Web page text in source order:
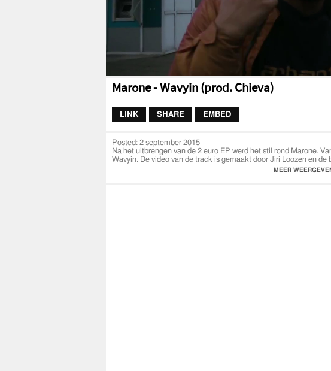
Marone - Wavyin (prod. Chieva)
LINK SHARE EMBED
Posted: 2 september 2015
Na het uitbrengen van de 2 euro EP werd het stil rond Marone.
Wavyin. De video van de track is gemaakt door Jiri Loozen en de
verwachting zal Marone zijn nieuwe EP snel verschijnen.
MEER